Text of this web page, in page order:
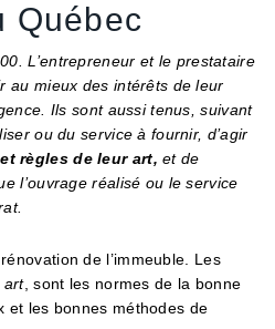
Québec
L’entrepreneur et le prestataire
au mieux des intérêts de leur
Ils sont aussi tenus, suivant
ou du service à fournir, d’agir
règles de leur art, et de
l’ouvrage réalisé ou le service
de l’immeuble. Les
art, sont les normes de la bonne
et les bonnes méthodes de